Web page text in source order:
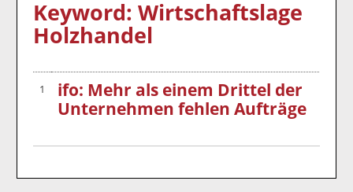
Keyword: Wirtschaftslage
Holzhandel
1
ifo: Mehr als einem Drittel der
Unternehmen fehlen Aufträge